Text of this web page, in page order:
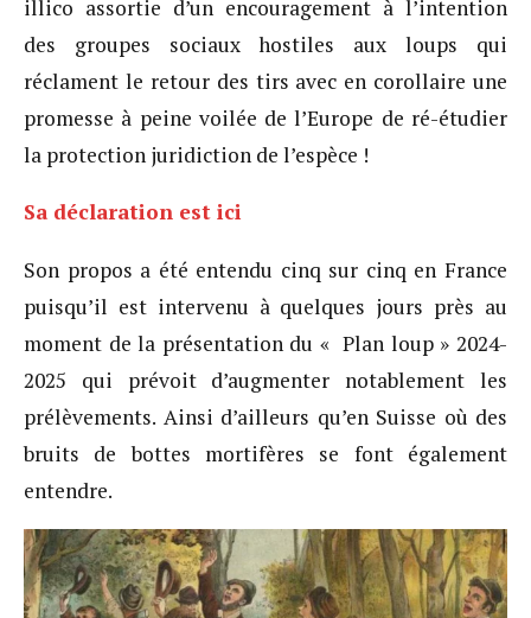
illico assortie d’un encouragement à l’intention
des groupes sociaux hostiles aux loups qui
réclament le retour des tirs avec en corollaire une
promesse à peine voilée de l’Europe de ré-étudier
la protection juridiction de l’espèce !
Sa déclaration est ici
Son propos a été entendu cinq sur cinq en France
puisqu’il est intervenu à quelques jours près au
moment de la présentation du « Plan loup » 2024-
2025 qui prévoit d’augmenter notablement les
prélèvements. Ainsi d’ailleurs qu’en Suisse où des
bruits de bottes mortifères se font également
entendre.